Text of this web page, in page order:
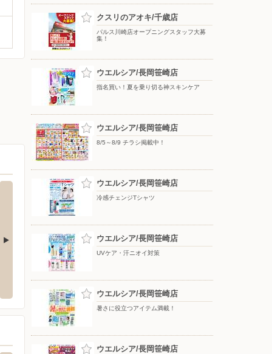
東町78 〒940-2106 新潟県長岡市古正寺1-249-1
クスリのアオキ/千歳店
パルス川崎店オープニングスタッフ大募
集！
ウエルシア/長岡笹崎店
指名買い！夏を乗り切る神スキンケア
ウエルシア/長岡笹崎店
8/5～8/9 チラシ掲載中！
ウエルシア/長岡笹崎店
冷感チェンジTシャツ
ウエルシア/長岡笹崎店
UVケア・汗ニオイ対策
ウエルシア/長岡笹崎店
暑さに役立つアイテム満載！
ウエルシア/長岡笹崎店